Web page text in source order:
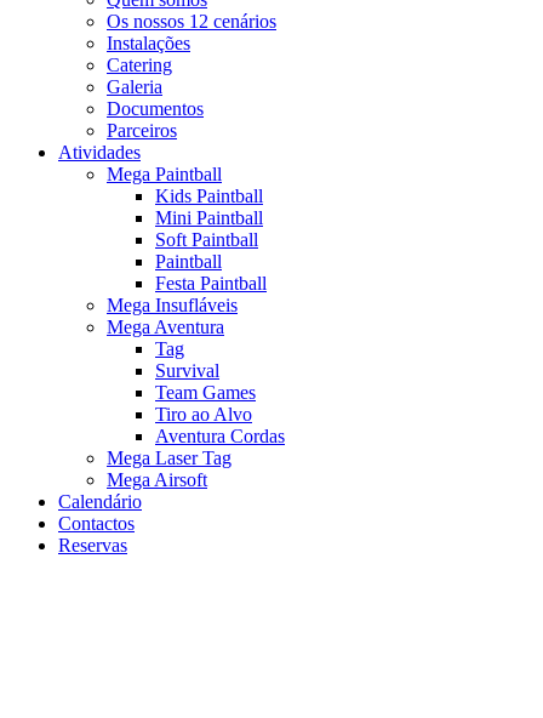
Os nossos 12 cenários
Instalações
Catering
Galeria
Documentos
Parceiros
Atividades
Mega Paintball
Kids Paintball
Mini Paintball
Soft Paintball
Paintball
Festa Paintball
Mega Insufláveis
Mega Aventura
Tag
Survival
Team Games
Tiro ao Alvo
Aventura Cordas
Mega Laser Tag
Mega Airsoft
Calendário
Contactos
Reservas